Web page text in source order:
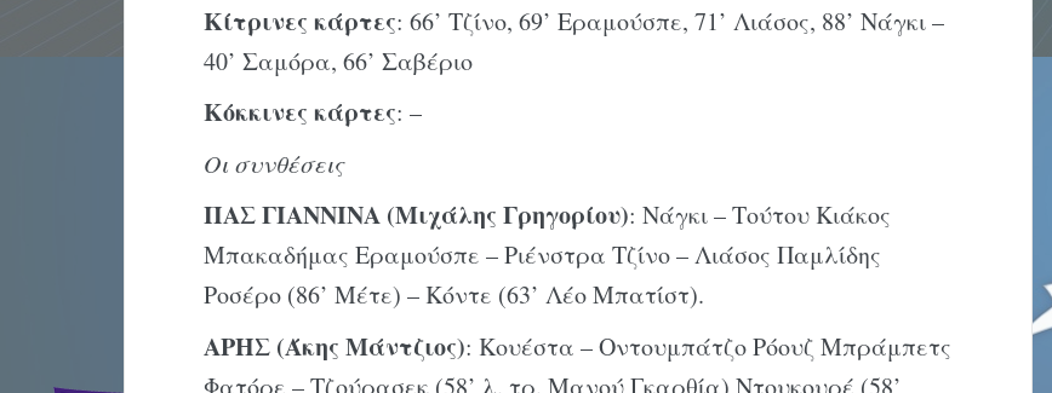
Κίτρινες κάρτες: 66’ Τζίνο, 69’ Εραμούσπε, 71’ Λιάσος, 88’ Νάγκι –
40’ Σαμόρα, 66’ Σαβέριο
Κόκκινες κάρτες: –
Οι συνθέσεις
ΠΑΣ ΓΙΑΝΝΙΝΑ (Μιχάλης Γρηγορίου): Νάγκι – Τούτου Κιάκος
Μπακαδήμας Εραμούσπε – Ριένστρα Τζίνο – Λιάσος Παμλίδης
Ροσέρο (86’ Μέτε) – Κόντε (63’ Λέο Μπατίστ).
ΑΡΗΣ (Άκης Μάντζιος): Κουέστα – Οντουμπάτζο Ρόουζ Μπράμπετς
Φατόρε – Τζούρασεκ (58’ λ. τρ. Μανού Γκαρθία) Ντουκουρέ (58’